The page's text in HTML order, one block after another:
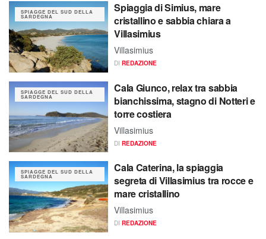
SPIAGGE DEL SUD DELLA
SARDEGNA
Spiaggia di Simius, mare
cristallino e sabbia chiara a
Villasimius
Villasimius
DI REDAZIONE
SPIAGGE DEL SUD DELLA
SARDEGNA
Cala Giunco, relax tra sabbia
bianchissima, stagno di Notteri e
torre costiera
Villasimius
DI REDAZIONE
SPIAGGE DEL SUD DELLA
SARDEGNA
Cala Caterina, la spiaggia
segreta di Villasimius tra rocce e
mare cristallino
Villasimius
DI REDAZIONE